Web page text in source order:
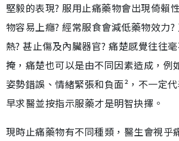
堅毅的表現? 服用止痛藥物會出現倚賴
物容易上癮? 經常服食會減低藥物效力
熱? 甚止傷及內臟器官? 痛楚感覺往往
掩，痛楚也可以是由不同因素造成，例
姿勢錯誤、情緒緊張和負面²，不一定
早求醫並按指示服藥才是明智抉擇。
現時止痛藥物有不同種類，醫生會視乎